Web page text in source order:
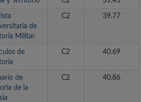
de
Militar
C2 39.77
de
C2 40.69
de
de la
C2 40.86